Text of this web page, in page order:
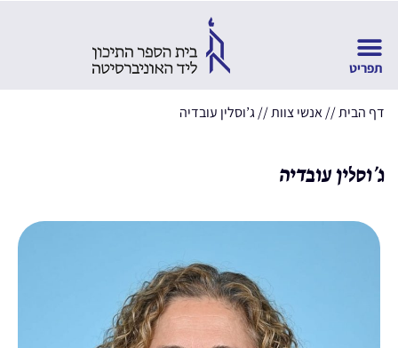
דף הבית//אנשי צוות//ג’וסלין עובדיה
ג’וסלין עובדיה